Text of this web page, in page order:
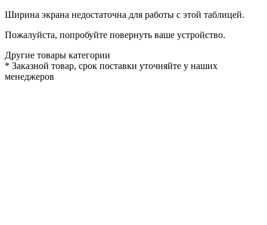
Ширина экрана недостаточна для работы с этой таблицей.
Пожалуйста, попробуйте повернуть ваше устройство.
Другие товары категории
* Заказной товар, срок поставки уточняйте у наших
менеджеров